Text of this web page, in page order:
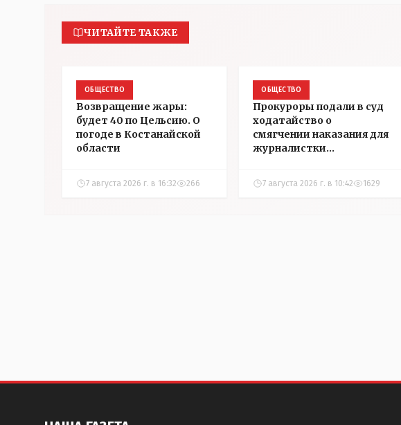
ЧИТАЙТЕ ТАКЖЕ
ОБЩЕСТВО
Возвращение жары:
будет 40 по Цельсию. О
погоде в Костанайской
области
7 августа 2026 г. в 16:32 266
ОБЩЕСТВО
Прокуроры подали в суд
ходатайство о
смягчении наказания для
журналистки
7 августа 2026 г. в 10:42 1629